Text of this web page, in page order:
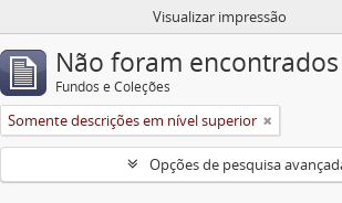
Visualizar impressão
Não foram
Fundos e Coleções
Somente descrições em nível superior
Opções de pesquisa